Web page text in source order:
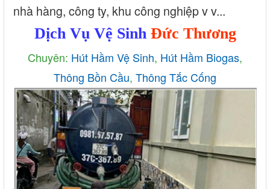
nhà hàng, công ty, khu công nghiệp v v...
Dịch Vụ Vệ Sinh Đức Thương
Chuyên: Hút Hầm Vệ Sinh, Hút Hầm Biogas,
Thông Bồn Cầu, Thông Tắc Cống